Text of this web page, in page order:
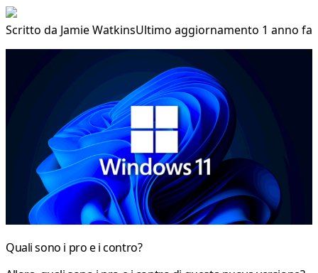
Scritto da Jamie WatkinsUltimo aggiornamento 1 anno fa
Quali sono i pro e i contro?